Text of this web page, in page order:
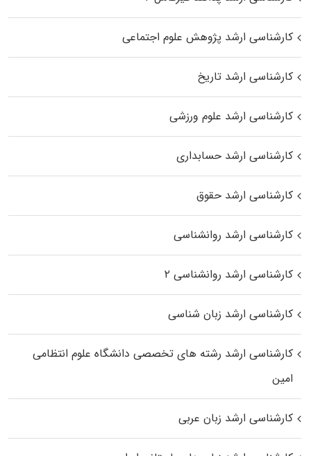
کارشناسی ارشد پژوهش علوم اجتماعی
کارشناسی ارشد تاریخ
کارشناسی ارشد علوم ورزشی
کارشناسی ارشد حسابداری
کارشناسی ارشد حقوق
کارشناسی ارشد روانشناسی
کارشناسی ارشد روانشناسی ۲
کارشناسی ارشد زبان شناسی
کارشناسی ارشد رﺷﺘﻪ ﻫﺎی تخصصی داﻧﺸﮕﺎه ﻋﻠﻮم انتظامی
اﻣﻴﻦ
کارشناسی ارشد زبان عربی